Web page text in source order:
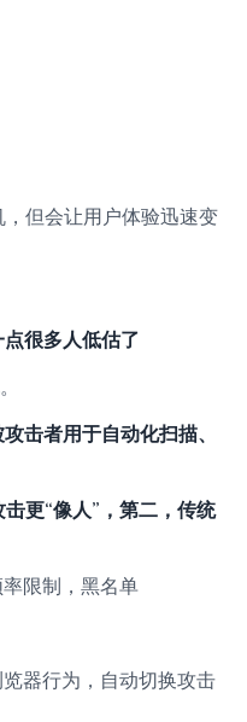
但会让用户体验迅速变
很多人低估了
击者用于自动化扫描、
击更“像人”，第二，传统
限制，黑名单
器行为，自动切换攻击